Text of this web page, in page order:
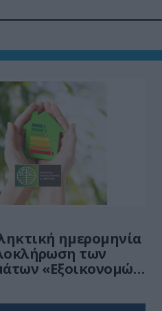
ημερομηνία
των
«Εξοικονομώ
και
– Ανακαινίζω για